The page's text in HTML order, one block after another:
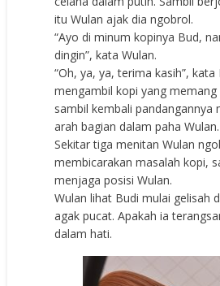
itu Wulan ajak dia ngobrol.
“Ayo di minum kopinya Bud,
dingin”, kata Wulan.
“Oh, ya, ya, terima kasih”, kata
mengambil kopi yang memang
sambil kembali pandangannya
arah bagian dalam paha Wulan.
Sekitar tiga menitan Wulan
membicarakan masalah kopi,
menjaga posisi Wulan.
Wulan lihat Budi mulai gelisah
agak pucat. Apakah ia
dalam hati.